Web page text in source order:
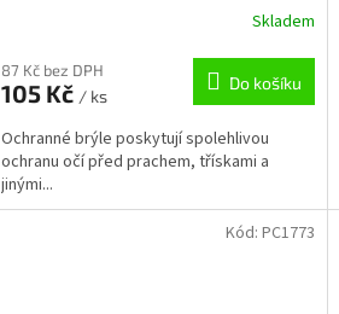
Skladem
87 Kč bez DPH
105 Kč / ks
Do košíku
Ochranné brýle poskytují spolehlivou
ochranu očí před prachem, třískami a
jinými...
Kód: PC1773